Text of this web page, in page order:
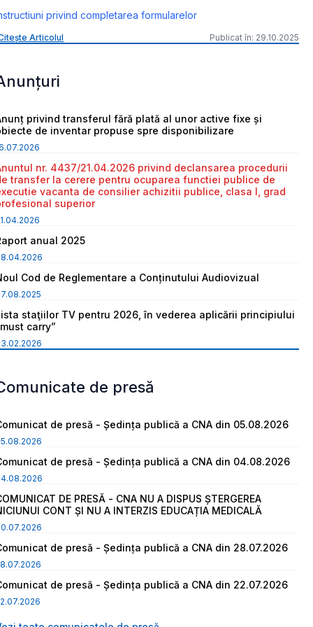
privind completarea formularelor
Articolul Publicat în: 29.10.2025
privind transferul fără plată al unor active fixe și
de inventar propuse spre disponibilizare
nr. 4437/21.04.2026 privind declansarea procedurii
transfer la cerere pentru ocuparea functiei publice de
vacanta de consilier achizitii publice, clasa I, grad
superior
anual 2025
Cod de Reglementare a Conținutului Audiovizual
staţiilor TV pentru 2026, în vederea aplicării principiului
carry”
de presă
de presă - Ședința publică a CNA din 05.08.2026
de presă - Ședința publică a CNA din 04.08.2026
DE PRESĂ - CNA NU A DISPUS ȘTERGEREA
CONT ȘI NU A INTERZIS EDUCAȚIA MEDICALĂ
de presă - Ședința publică a CNA din 28.07.2026
de presă - Ședința publică a CNA din 22.07.2026